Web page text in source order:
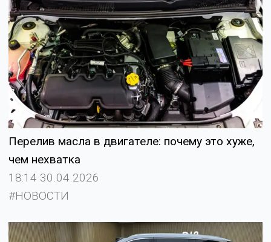
Перелив масла в двигателе: почему это хуже,
чем нехватка
18:14 30.04.2026
#НОВОСТИ